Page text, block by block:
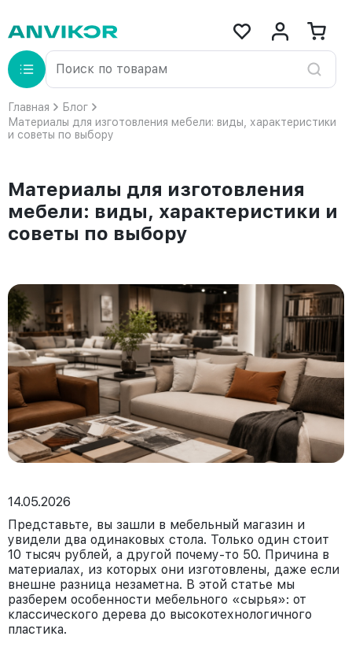
Главная
Блог
Материалы для изготовления мебели: виды, характеристики
и советы по выбору
Материалы для изготовления
мебели: виды, характеристики и
советы по выбору
14.05.2026
Представьте, вы зашли в мебельный магазин и
увидели два одинаковых стола. Только один стоит
10 тысяч рублей, а другой почему-то 50. Причина в
материалах, из которых они изготовлены, даже если
внешне разница незаметна. В этой статье мы
разберем особенности мебельного «сырья»: от
классического дерева до высокотехнологичного
пластика.